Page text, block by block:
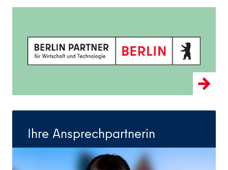
Ihre Ansprechpartnerin